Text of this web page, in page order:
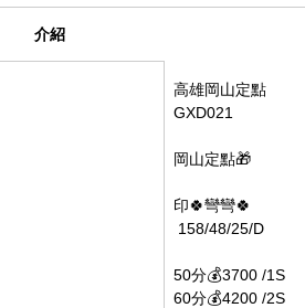
介紹
高雄岡山定點
GXD021
岡山定點🎁
印🍀彎彎🍀
158/48/25/D
50分💰3700 /1S
60分💰4200 /2S